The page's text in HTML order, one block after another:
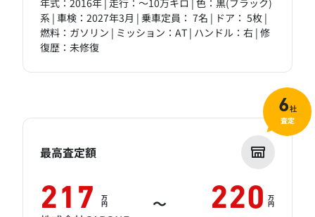
系 | 車検：2027年3月 | 乗車定員： 7名 | ドア： 5枚 |
燃料：ガソリン | ミッション：AT | ハンドル：右 | 修
復歴：未修復
最高査定額
217 万
円 ～ 220 万
円
6社
査定